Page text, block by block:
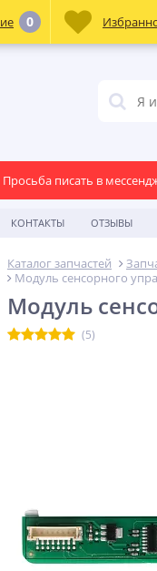
писать в
КОНТАКТЫ ОТЗЫВЫ
Каталог запчастей
Модуль сенсорного
Модуль
(5)
0